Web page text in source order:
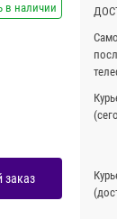
в наличии
заказ